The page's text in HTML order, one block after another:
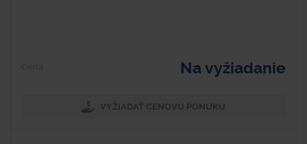
Na vyžiadanie
VYŽIADAŤ CENOVÚ PONUKU